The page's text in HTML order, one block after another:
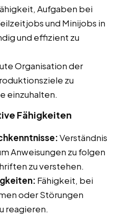
Aufgaben bei
und Minijobs in
und effizient zu
Organisation der
zu
einzuhalten.
Fähigkeiten
Verständnis
Anweisungen zu folgen
zu verstehen.
Fähigkeit, bei
oder Störungen
reagieren.